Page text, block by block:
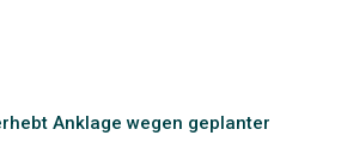
Anklage wegen geplanter